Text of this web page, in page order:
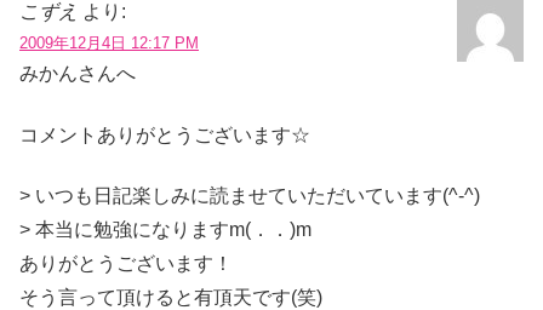
こずえ より:
2009年12月4日 12:17 PM
みかんさんへ
コメントありがとうございます☆
> いつも日記楽しみに読ませていただいています(^-^)
> 本当に勉強になりますm(．．)m
ありがとうございます！
そう言って頂けると有頂天です(笑)